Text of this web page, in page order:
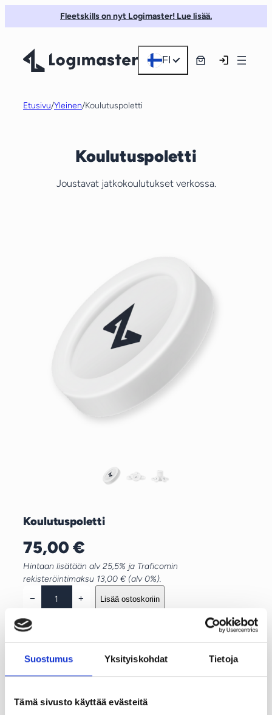
Suostumus Yksityiskohdat Tietoja
Tämä sivusto käyttää evästeitä
sisältöön
Fleetskills on nyt Logimaster! Lue lisää.
FI
Etusivu/Yleinen/Koulutuspoletti
Koulutuspoletti
Joustavat jatkokoulutukset verkossa.
Koulutuspoletti
75,00 €
Hintaan lisätään alv 25,5% ja Traficomin
rekisteröintimaksu 13,00 € (alv 0%).
u
l
t
u
p
− + Lisää ostoskoriin
Osta nyt, opiskele kun itse haluat.
Mitä useampia poletteja ostat, sitä enemmän
säästät!
koulutuspäivä joustavasti Logimasterin